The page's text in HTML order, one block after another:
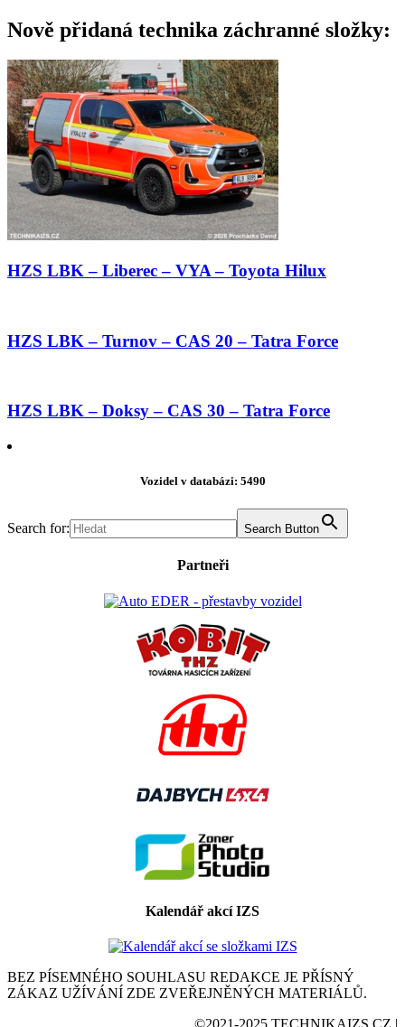
Nově přidaná technika záchranné složky:
HZS LBK – Liberec – VYA – Toyota Hilux
HZS LBK – Turnov – CAS 20 – Tatra Force
HZS LBK – Doksy – CAS 30 – Tatra Force
Vozidel v databázi: 5490
Search for: Search Button
Partneři
Kalendář akcí IZS
BEZ PÍSEMNÉHO SOUHLASU REDAKCE JE PŘÍSNÝ
ZÁKAZ UŽÍVÁNÍ ZDE ZVEŘEJNĚNÝCH MATERIÁLŮ.
©2021-2025 TECHNIKAIZS.CZ |